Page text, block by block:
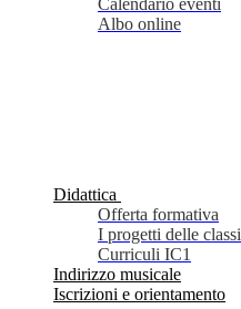
Calendario eventi
Albo online
Didattica
Offerta formativa
I progetti delle classi
Curriculi IC1
Indirizzo musicale
Iscrizioni e orientamento